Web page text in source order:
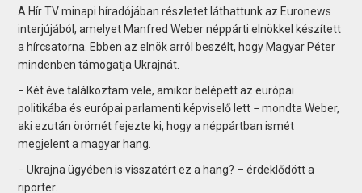
A Hír TV minapi híradójában részletet láthattunk az Euronews
interjújából, amelyet Manfred Weber néppárti elnökkel készített
a hírcsatorna. Ebben az elnök arról beszélt, hogy Magyar Péter
mindenben támogatja Ukrajnát.
− Két éve találkoztam vele, amikor belépett az európai
politikába és európai parlamenti képviselő lett − mondta Weber,
aki ezután örömét fejezte ki, hogy a néppártban ismét
megjelent a magyar hang.
− Ukrajna ügyében is visszatért ez a hang? – érdeklődött a
riporter.